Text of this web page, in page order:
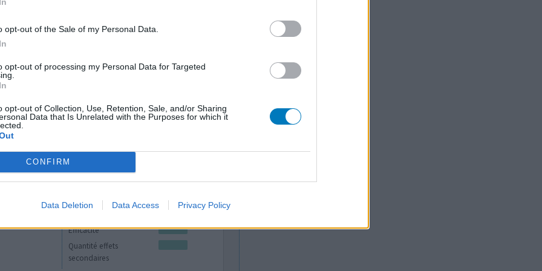
opt-out of the Sale of my Personal Data.
opt-out of processing my Personal Data for Targeted
opt-out of Collection, Use, Retention, Sale, and/or Sharing
Data that Is Unrelated with the Purposes for which it
CONFIRM
Data Deletion Data Access Privacy Policy
Efficacité
de
0 réactions
Efficacité
Quantité effets
secondaires